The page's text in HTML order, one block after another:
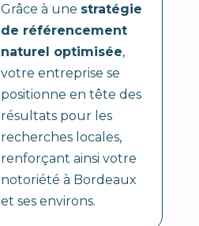
Grâce à une stratégie
de référencement
naturel optimisée,
votre entreprise se
positionne en tête des
résultats pour les
recherches locales,
renforçant ainsi votre
notoriété à Bordeaux
et ses environs.